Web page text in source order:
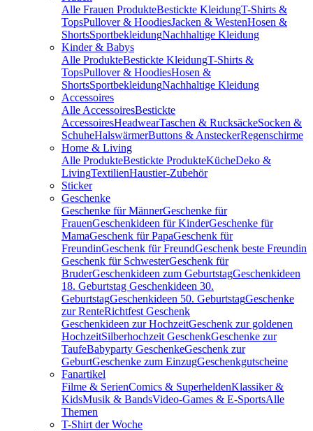
Alle Frauen ProdukteBestickte KleidungT-Shirts &
TopsPullover & HoodiesJacken & WestenHosen &
ShortsSportbekleidungNachhaltige Kleidung
Kinder & Babys
Alle ProdukteBestickte KleidungT-Shirts &
TopsPullover & HoodiesHosen &
ShortsSportbekleidungNachhaltige Kleidung
Accessoires
Alle AccessoiresBestickte
AccessoiresHeadwearTaschen & RucksäckeSocken &
SchuheHalswärmerButtons & AnsteckerRegenschirme
Home & Living
Alle ProdukteBestickte ProdukteKücheDeko &
LivingTextilienHaustier-Zubehör
Sticker
Geschenke
Geschenke für MännerGeschenke für
FrauenGeschenkideen für KinderGeschenke für
MamaGeschenk für PapaGeschenk für
FreundinGeschenk für FreundGeschenk beste Freundin
Geschenk für SchwesterGeschenk für
BruderGeschenkideen zum GeburtstagGeschenkideen
18. Geburtstag Geschenkideen 30.
GeburtstagGeschenkideen 50. GeburtstagGeschenke
zur RenteRichtfest Geschenk
Geschenkideen zur HochzeitGeschenk zur goldenen
HochzeitSilberhochzeit GeschenkGeschenke zur
TaufeBabyparty GeschenkeGeschenk zur
GeburtGeschenke zum EinzugGeschenkgutscheine
Fanartikel
Filme & SerienComics & SuperheldenKlassiker &
KidsMusik & BandsVideo-Games & E-SportsAlle
Themen
T-Shirt der Woche